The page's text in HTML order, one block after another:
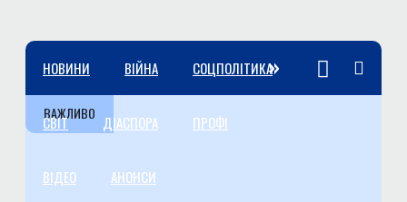
НОВИНИ ВІЙНА СОЦПОЛІТИКА
СВІТ ДІАСПОРА ПРОФІ
ВІДЕО АНОНСИ
»
ВАЖЛИВО